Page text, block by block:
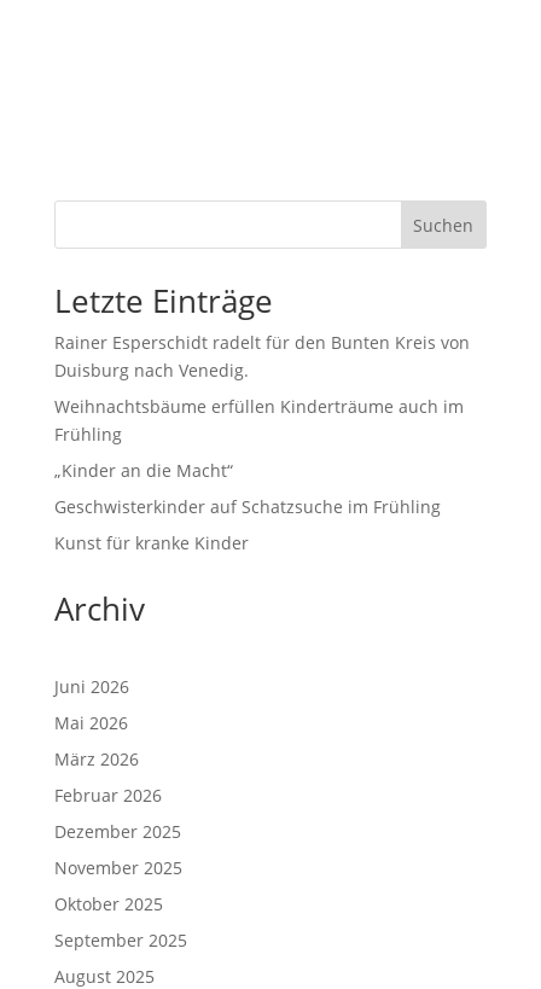
Suchen
Letzte Einträge
Rainer Esperschidt radelt für den Bunten Kreis von
Duisburg nach Venedig.
Weihnachtsbäume erfüllen Kinderträume auch im
Frühling
„Kinder an die Macht“
Geschwisterkinder auf Schatzsuche im Frühling
Kunst für kranke Kinder
Archiv
Juni 2026
Mai 2026
März 2026
Februar 2026
Dezember 2025
November 2025
Oktober 2025
September 2025
August 2025